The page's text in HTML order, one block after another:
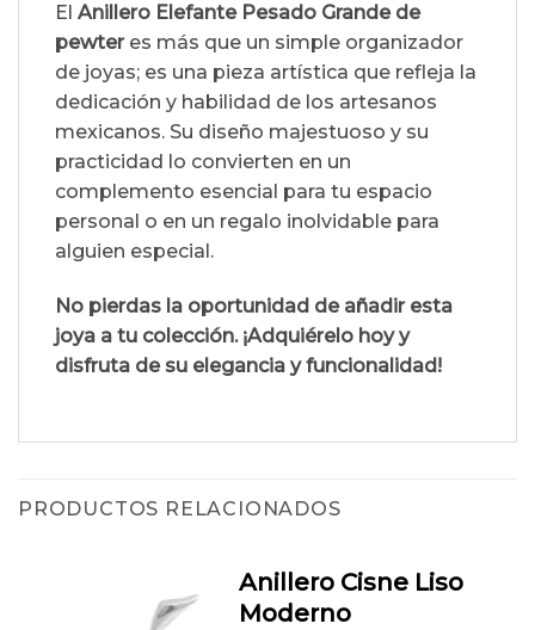
El Anillero Elefante Pesado Grande de
pewteres más que un simple organizador
de joyas; es una pieza artística que refleja la
dedicación y habilidad de los artesanos
mexicanos. Su diseño majestuoso y su
practicidad lo convierten en un
complemento esencial para tu espacio
personal o en un regalo inolvidable para
alguien especial.
No pierdas la oportunidad de añadir esta
joya a tu colección. ¡Adquiérelo hoy y
disfruta de su elegancia y funcionalidad!
PRODUCTOS RELACIONADOS
Anillero Cisne Liso
Moderno